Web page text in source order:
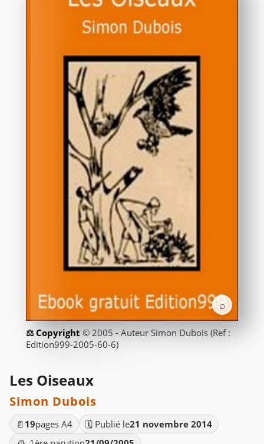
⌕
© 2005 - Auteur Simon Dubois (Ref :
Edition999-2005-60-6)
Les Oiseaux
Simon Dubois
📄 19pages A4 🗓️ Publié le21 novembre 2014